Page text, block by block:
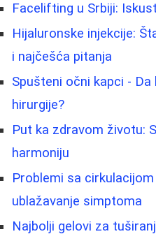
Facelifting u Srbiji:
Hijaluronske injekcije:
i najčešća pitanja
Spušteni očni kapci -
hirurgije?
Put ka zdravom životu:
harmoniju
Problemi sa
ublažavanje simptoma
Najbolji gelovi za